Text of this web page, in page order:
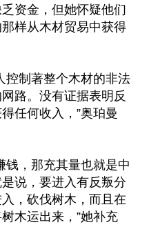
资金，但她怀疑他们
样从木材贸易中获得
控制著整个木材的非法
路。没有证据表明反
任何收入，”奥珀曼
钱，那充其量也就是中
说，要进入有反叛分
，砍伐树木，而且在
木运出来，”她补充